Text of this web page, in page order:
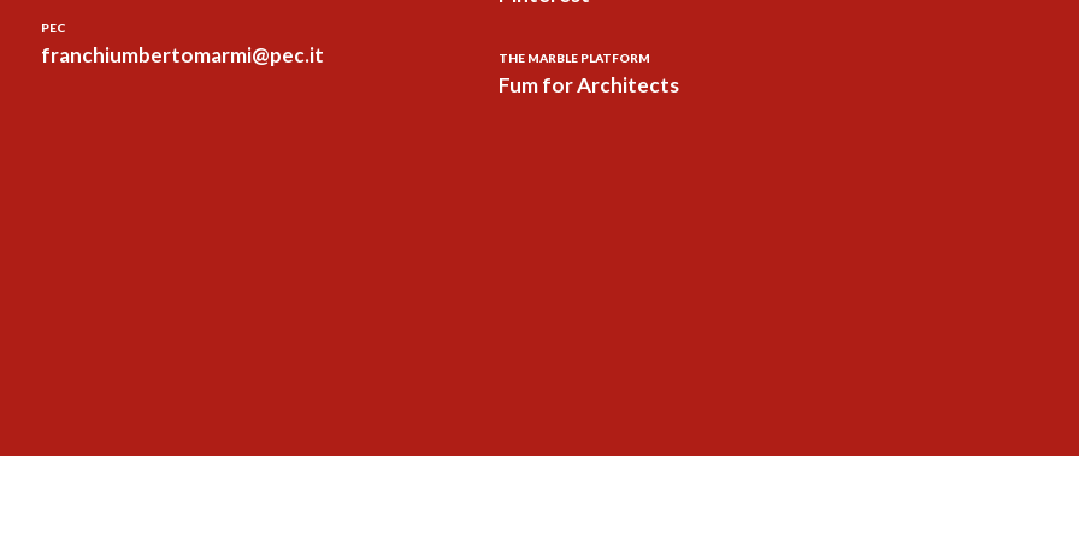
PEC
franchiumbertomarmi@pec.it THE MARBLE PLATFORM
Fum for Architects